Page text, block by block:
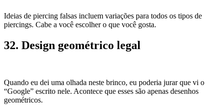
Ideias de piercing falsas incluem variações para todos os tipos de
piercings. Cabe a você escolher o que você gosta.
32. Design geométrico legal
Quando eu dei uma olhada neste brinco, eu poderia jurar que vi o
“Google” escrito nele. Acontece que esses são apenas desenhos
geométricos.